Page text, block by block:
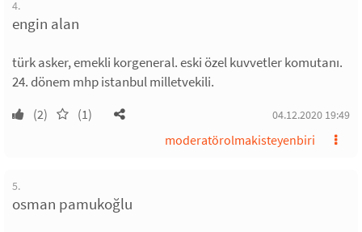
4.
engin alan
türk asker, emekli korgeneral. eski özel kuvvetler komutanı.
24. dönem mhp istanbul milletvekili.
(2) (1) 04.12.2020 19:49
moderatörolmakisteyenbiri
5.
osman pamukoğlu